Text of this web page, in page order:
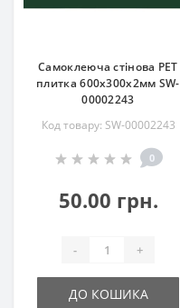
Самоклеюча стінова PET
плитка 600х300х2мм SW-
00002243
Код товару: SW-00002243
0
50.00 грн.
- +
ДО КОШИКА